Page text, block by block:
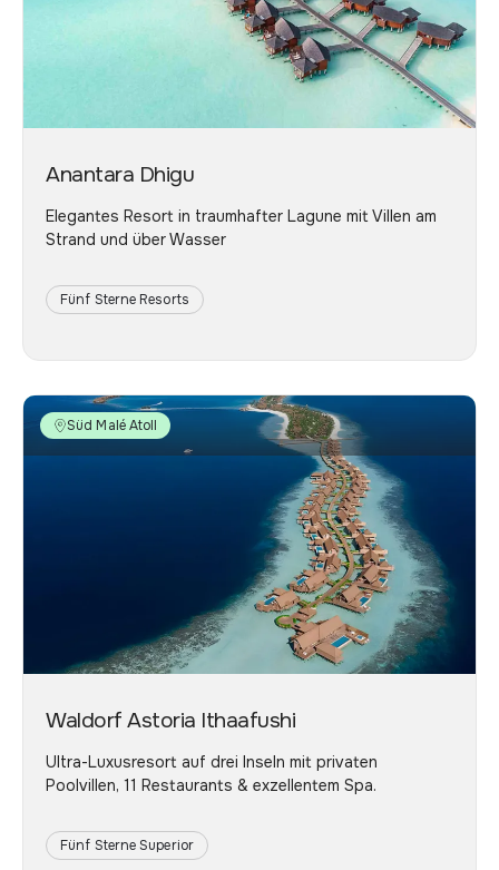
Anantara Dhigu
Elegantes Resort in traumhafter Lagune mit Villen am
Strand und über Wasser
Fünf Sterne Resorts
Süd Malé Atoll
Waldorf Astoria Ithaafushi
Ultra-Luxusresort auf drei Inseln mit privaten
Poolvillen, 11 Restaurants & exzellentem Spa.
Fünf Sterne Superior